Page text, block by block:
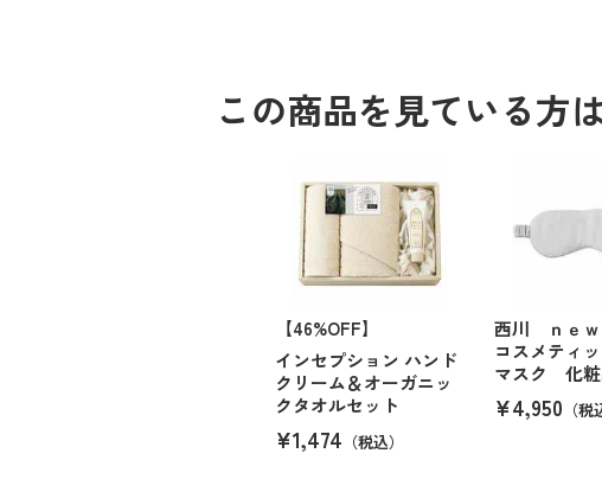
この商品を見ている方
【46%OFF】
インセプション ハンド
クリーム＆オーガニッ
クタオルセット
¥1,474 （税込）
西川 ｎｅｗ
コスメティ
マスク 化
¥4,950 （税